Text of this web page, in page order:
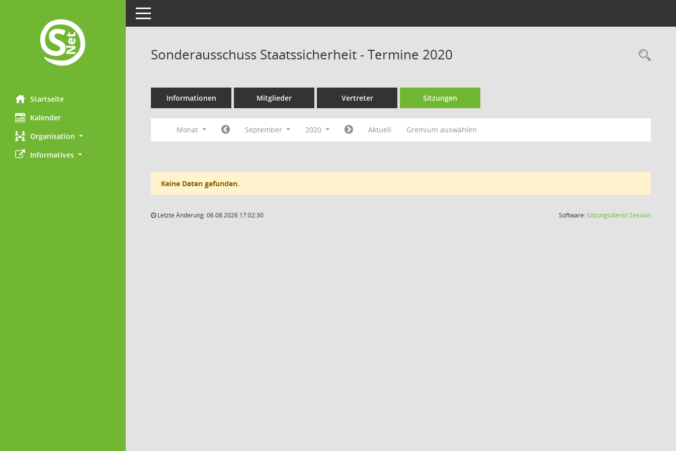
Startseite
Kalender
Organisation
Informatives
Toggle navigation
Sonderausschuss Staatssicherheit - Termine 2020
Informationen Mitglieder Vertreter Sitzungen
Monat September 2020 Aktuell Gremium auswählen
Keine Daten gefunden.
Letzte Änderung: 06.08.2026 17:02:30 Software:SitzungsdienstSession(Wird in